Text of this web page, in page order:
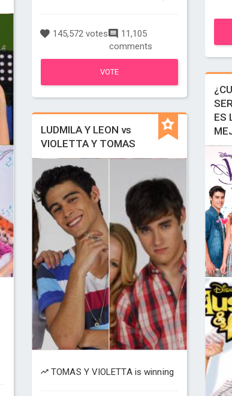
145,572 votes
11,105
comments
VOTE
LUDMILA Y LEON vs
VIOLETTA Y TOMAS
TOMAS Y VIOLETTA is winning
ES